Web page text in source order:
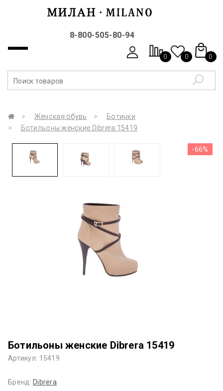
8-800-505-80-94
0 0 0
Женская обувь
Ботинки
Ботильоны женские Dibrera 15419
-66%
Ботильоны женские Dibrera 15419
Артикул: 15419
Бренд: Dibrera